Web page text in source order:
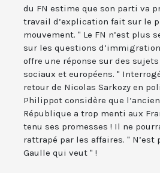
du FN estime que son parti va
travail d’explication fait sur le
mouvement. " Le FN n’est plus
sur les questions
offre une réponse sur des
sociaux et européens. "
retour de Nicolas Sarkozy en
Philippot considère que
République a trop menti aux
tenu ses promesses ! Il ne
rattrapé par les affaires. " N’est
Gaulle qui veut " !